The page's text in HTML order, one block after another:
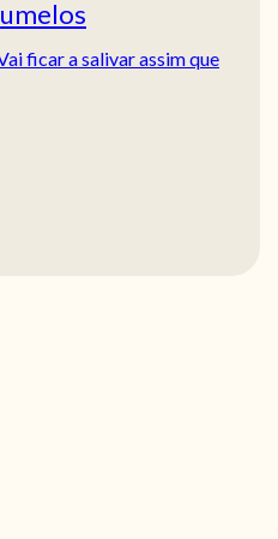
ficar a salivar assim que